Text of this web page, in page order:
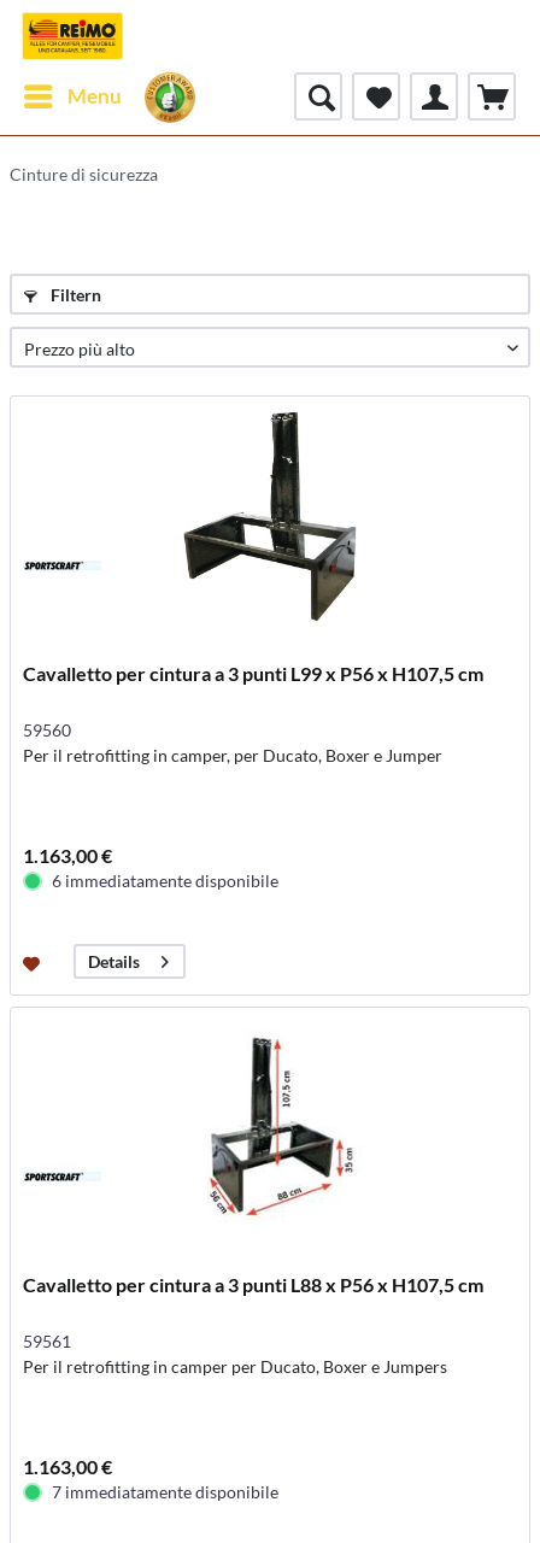
Menu
Cinture di sicurezza
Filtern
Cavalletto per cintura a 3 punti L99 x P56 x H107,5 cm
59560
Per il retrofitting in camper, per Ducato, Boxer e Jumper
1.163,00 €
6 immediatamente disponibile
Details
Cavalletto per cintura a 3 punti L88 x P56 x H107,5 cm
59561
Per il retrofitting in camper per Ducato, Boxer e Jumpers
1.163,00 €
7 immediatamente disponibile